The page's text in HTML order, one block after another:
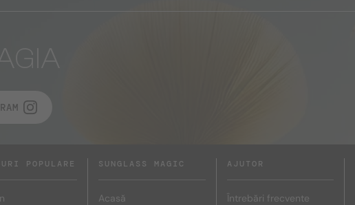
POPULARE SUNGLASS MAGIC
Acasă
AJUTOR
Întrebări frecvente